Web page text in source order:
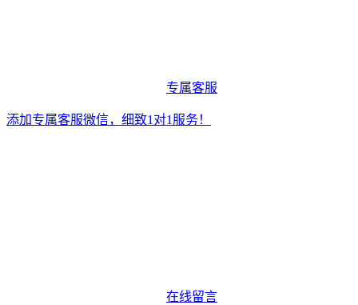
专属客服
添加专属客服微信，细致1对1服务！
在线留言